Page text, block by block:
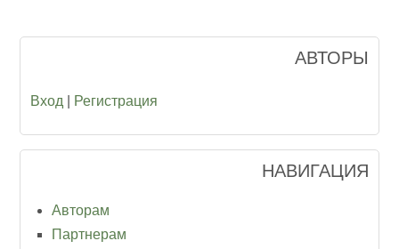
АВТОРЫ
Вход Регистрация
НАВИГАЦИЯ
Авторам
Партнерам